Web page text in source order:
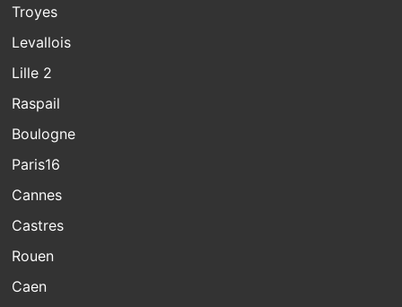
Troyes
Levallois
Lille 2
Raspail
Boulogne
Paris16
Cannes
Castres
Rouen
Caen